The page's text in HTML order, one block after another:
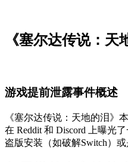
《塞尔达传说：
游戏提前泄露事件概述
《塞尔达传说：天地的泪》
在 Reddit 和 Discord 上曝光
盗版安装（如破解Switch）或